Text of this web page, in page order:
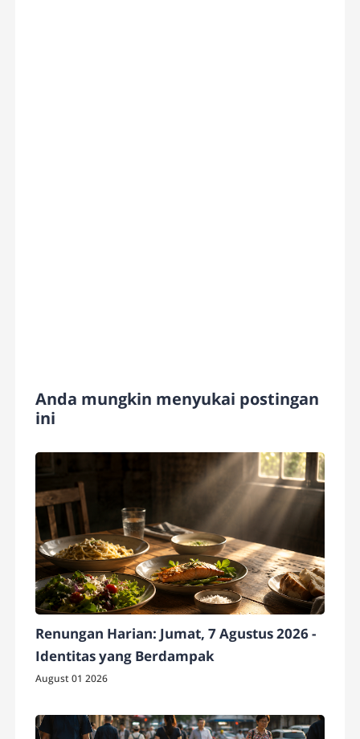
Anda mungkin menyukai postingan
ini
Renungan Harian: Jumat, 7 Agustus 2026 -
Identitas yang Berdampak
August 01 2026